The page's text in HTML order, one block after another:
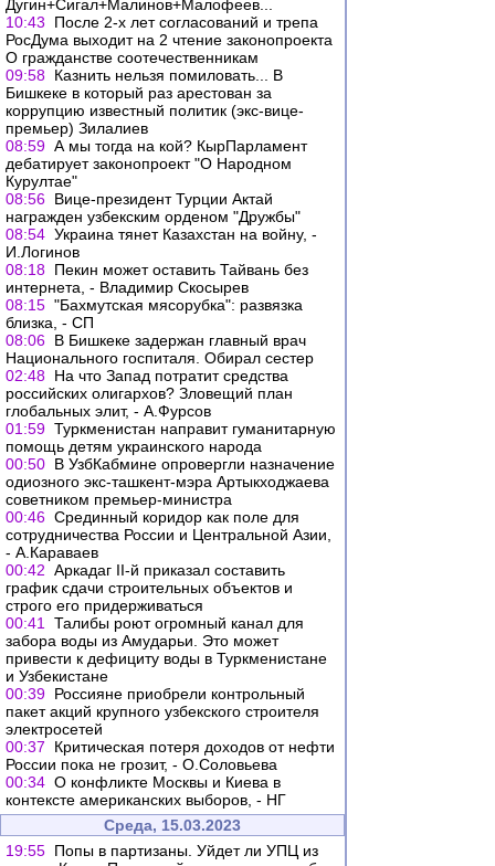
Дугин+Сигал+Малинов+Малофеев...
10:43
После 2-х лет согласований и трепа
РосДума выходит на 2 чтение законопроекта
О гражданстве соотечественникам
09:58 Казнить нельзя помиловать... В
Бишкеке в который раз арестован за
коррупцию известный политик (экс-вице-
премьер) Зилалиев
08:59 А мы тогда на кой? КырПарламент
дебатирует законопроект "О Народном
Курултае"
08:56 Вице-президент Турции Актай
награжден узбекским орденом "Дружбы"
08:54 Украина тянет Казахстан на войну, -
И.Логинов
08:18 Пекин может оставить Тайвань без
интернета, - Владимир Скосырев
08:15 "Бахмутская мясорубка": развязка
близка, - СП
08:06 В Бишкеке задержан главный врач
Национального госпиталя. Обирал сестер
02:48 На что Запад потратит средства
российских олигархов? Зловещий план
глобальных элит, - А.Фурсов
01:59 Туркменистан направит гуманитарную
помощь детям украинского народа
00:50 В УзбКабмине опровергли назначение
одиозного экс-ташкент-мэра Артыкходжаева
советником премьер-министра
00:46 Срединный коридор как поле для
сотрудничества России и Центральной Азии,
- А.Караваев
00:42 Аркадаг II-й приказал составить
график сдачи строительных объектов и
строго его придерживаться
00:41
Талибы роют огромный канал для
забора воды из Амударьи. Это может
привести к дефициту воды в Туркменистане
и Узбекистане
00:39 Россияне приобрели контрольный
пакет акций крупного узбекского строителя
электросетей
00:37
Критическая потеря доходов от нефти
России пока не грозит, - О.Соловьева
00:34 О конфликте Москвы и Киева в
контексте американских выборов, - НГ
Среда, 15.03.2023
19:55 Попы в партизаны. Уйдет ли УПЦ из